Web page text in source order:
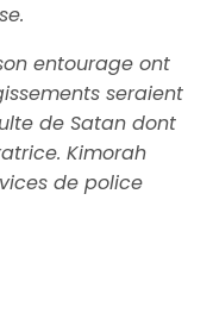
entourage ont
seraient
de Satan dont
Kimorah
de police